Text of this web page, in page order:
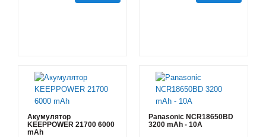
Акумулятор
KEEPPOWER 21700 6000
mAh
Panasonic NCR18650BD
3200 mAh - 10А